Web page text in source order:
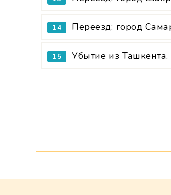
14 Переезд: город
15 Убытие из Ташкента.